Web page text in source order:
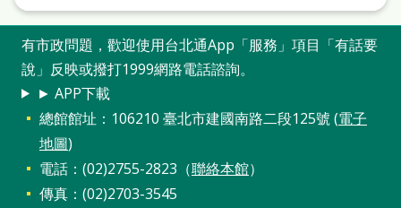
問
答
加
入
市
圖
網
有市政問題，歡迎使用台北通App「服務」項目「有話要
說」反映或撥打1999網路電話諮詢。
► APP下載
總館館址：106210 臺北市建國南路二段125號 (電子
地圖)
電話：(02)2755-2823（聯絡本館）
傳真：(02)2703-3545